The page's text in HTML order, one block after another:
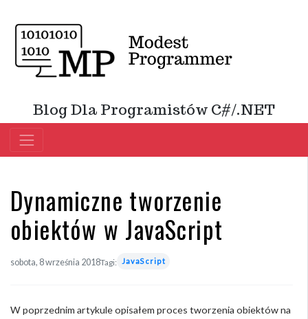
Blog Dla Programistów C#/.NET
Dynamiczne tworzenie
obiektów w JavaScript
sobota, 8 września 2018Tagi: JavaScript
W poprzednim artykule opisałem proces tworzenia obiektów na